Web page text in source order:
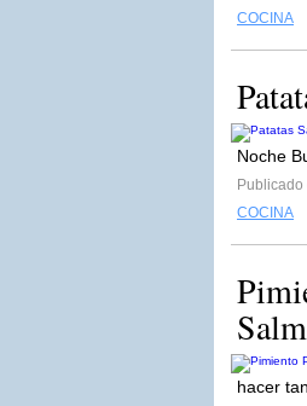
COCINA
Noche
COCINA
hacer